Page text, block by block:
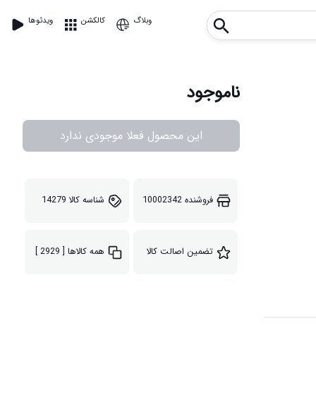
ویدئوها کالکشن وبلاگ
ناموجود
این محصول فعلا موجودی ندارد
فروشنده10002342 شناسه کالا 14279
تضمین اصالت کالا همه کالاها [ 2929 ]